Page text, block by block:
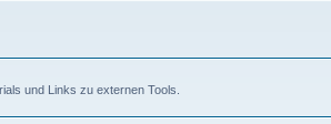
und Links zu externen Tools.